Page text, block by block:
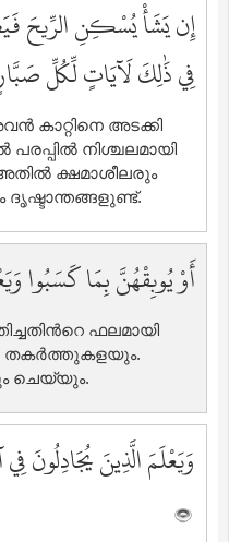
إِن يَشَأْ يُسْكِنِ الرِّيحَ
فِي ذَٰلِكَ لَآيَاتٍ لِّكُلِّ
കാറ്റിനെ അടക്കി
നിശ്ചലമായി
ക്ഷമാശീലരും
أَوْ يُوبِقْهُنَّ بِمَا
ഫലമായി
തകര്‍ത്തുകളയും.
ചെയ്യും.
وَيَعْلَمَ الَّذِينَ يُجَادِلُونَ